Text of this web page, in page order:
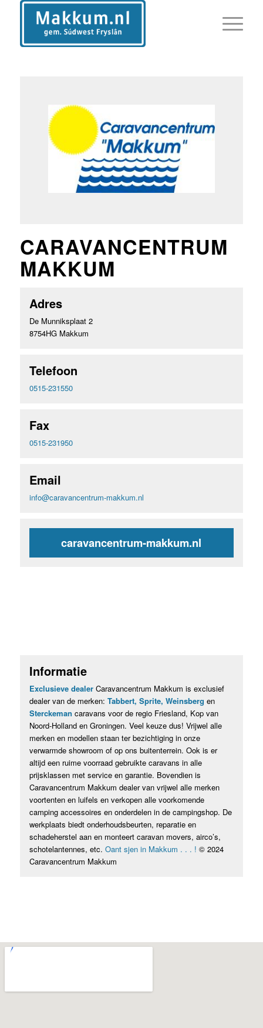
CARAVANCENTRUM
MAKKUM
Adres
De Munniksplaat 2
8754HG Makkum
Telefoon
0515-231550
Fax
0515-231950
Email
info@caravancentrum-makkum.nl
caravancentrum-makkum.nl
Informatie
Exclusieve dealerCaravancentrum Makkum is exclusief
dealer van de merken: Tabbert, Sprite, Weinsberg en
Sterckeman caravans voor de regio Friesland, Kop van
Noord-Holland en Groningen. Veel keuze dus! Vrijwel alle
merken en modellen staan ter bezichtiging in onze
verwarmde showroom of op ons buitenterrein. Ook is er
altijd een ruime voorraad gebruikte caravans in alle
prijsklassen met service en garantie. Bovendien is
Caravancentrum Makkum dealer van vrijwel alle merken
voortenten en luifels en verkopen alle voorkomende
camping accessoires en onderdelen in de campingshop. De
werkplaats biedt onderhoudsbeurten, reparatie en
schadeherstel aan en monteert caravan movers, airco’s,
schotelantennes, etc. Oant sjen in Makkum . . . ! © 2024
Caravancentrum Makkum